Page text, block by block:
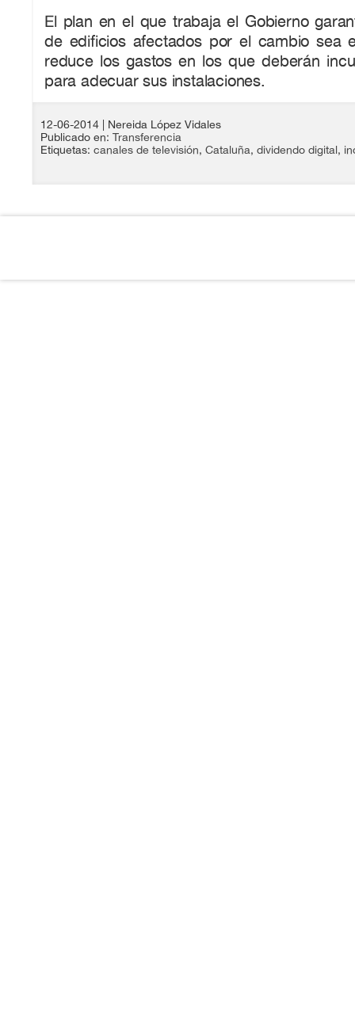
El plan en el que trabaja el Gobierno
de edificios afectados por el cambio sea
reduce los gastos en los que deberán
para adecuar sus instalaciones.
12-06-2014
| Nereida López Vidales
Publicado en: Transferencia
Etiquetas: canales de televisión, Cataluña, dividendo digital,